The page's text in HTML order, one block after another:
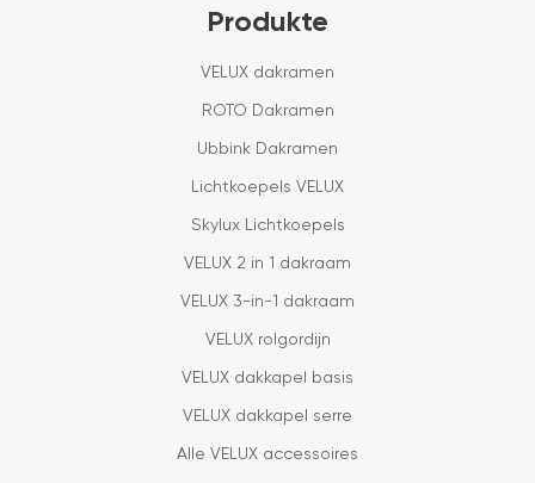
Produkte
VELUX dakramen
ROTO Dakramen
Ubbink Dakramen
Lichtkoepels VELUX
Skylux Lichtkoepels
VELUX 2 in 1 dakraam
VELUX 3-in-1 dakraam
VELUX rolgordijn
VELUX dakkapel basis
VELUX dakkapel serre
Alle VELUX accessoires